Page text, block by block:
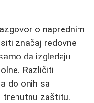
o naprednim
značaj redovne
da izgledaju
Različiti
do onih sa
trenutnu zaštitu.